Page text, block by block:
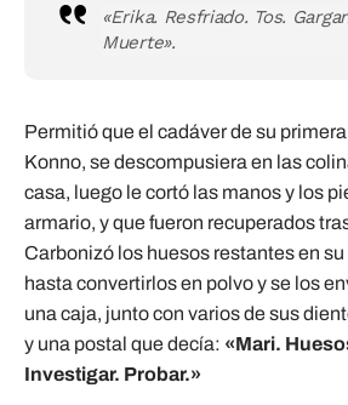
«Erika. Resfriado. Tos.
Muerte».
Permitió que el cadáver de su
Konno, se descompusiera en las
casa, luego le cortó las manos y los
armario, y que fueron recuperados
Carbonizó los huesos restantes en
hasta convertirlos en polvo y se los
una caja, junto con varios de sus
y una postal que decía: «Mari.
Investigar. Probar.»